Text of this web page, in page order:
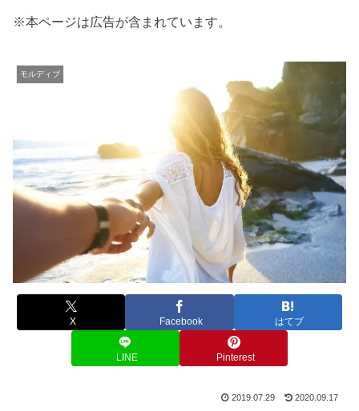
※本ページは広告が含まれています。
モルディブ
X Facebook はてブ
LINE Pinterest
2019.07.29 2020.09.17